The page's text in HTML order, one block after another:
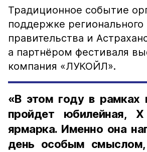
Традиционное событие
поддержке регионального
правительства и
а партнёром фестиваля
компания «ЛУКОЙЛ».
«В этом году в рамках
пройдет юбилейная, X
ярмарка. Именно она
день особым